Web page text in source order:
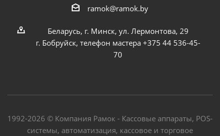
ramok@ramok.by
Беларусь, г. Минск, ул. Лермонтова, 29
г. Бобруйск, телефон мастера +375 44 536-45-
70
1992-2026 © Компания Рамок - Кассовые аппараты, POS-
системы, автоматизация, кассовое и торговое